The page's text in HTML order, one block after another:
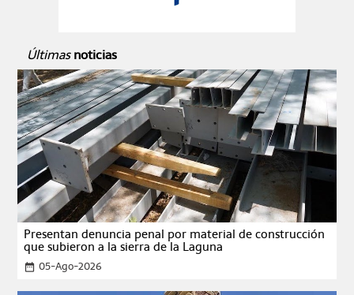
Últimas noticias
Presentan denuncia penal por material de construcción
que subieron a la sierra de la Laguna
date_range 05-Ago-2026